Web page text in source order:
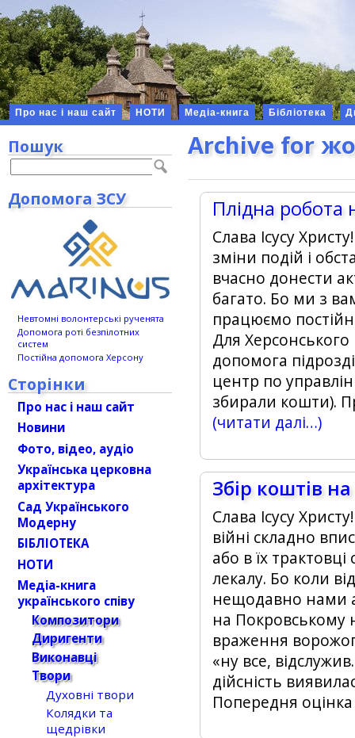
Про нас і наш сайт НОТИ Медіа-книга Бібліотека
Archive for
Плідна робота
Слава Ісусу
зміни подій і
вчасно донести
багато. Бо ми з
працюємо
Для
допомога
центр по
збирали кошти).
(читати далі…)
Збір коштів
Слава Ісусу
війні складно
або в їх
лекалу. Бо коли
нещодавно нами
на Покровському
враження
«ну все,
дійсність
Попередня
Пошук
Допомога ЗСУ
Невтомні волонтерські рученята
Допомога роті безпілотних
систем
Постійна допомога Херсону
Сторінки
Про нас і наш сайт
Новини
Фото, відео, аудіо
Українська церковна
архітектура
Сад Українського
Модерну
БІБЛІОТЕКА
НОТИ
Медіа-книга
українського співу
Композитори
Диригенти
Виконавці
Твори
Духовні твори
Колядки та
щедрівки